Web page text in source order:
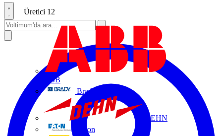
Üretici 12
ABB
Brady
DEHN
Eaton